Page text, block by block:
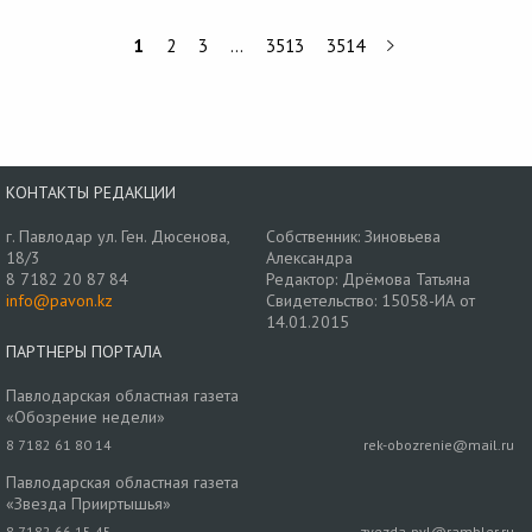
1 2 3 … 3513 3514
КОНТАКТЫ РЕДАКЦИИ
г. Павлодар ул. Ген. Дюсенова,
18/3
8 7182 20 87 84
info@pavon.kz
Собственник: Зиновьева
Александра
Редактор: Дрёмова Татьяна
Свидетельство: 15058-ИА от
14.01.2015
ПАРТНЕРЫ ПОРТАЛА
Павлодарская областная газета
«Обозрение недели»
8 7182 61 80 14 rek-obozrenie@mail.ru
Павлодарская областная газета
«Звезда Прииртышья»